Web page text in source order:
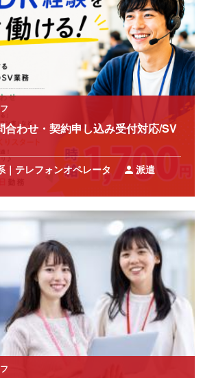
合わせ・契約申し込み受付対応/SV
｜テレフォンオペレータ
派遣